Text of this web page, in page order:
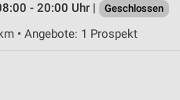
- 20:00 Uhr |
Geschlossen
• Angebote: 1 Prospekt
von Inhalten